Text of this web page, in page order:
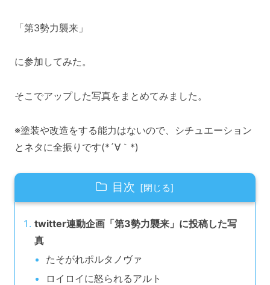
「第3勢力襲来」
に参加してみた。
そこでアップした写真をまとめてみました。
※塗装や改造をする能力はないので、シチュエーション
とネタに全振りです(*´∀｀*)
目次
twitter連動企画「第3勢力襲来」に投稿した写
真
たそがれポルタノヴァ
ロイロイに怒られるアルト